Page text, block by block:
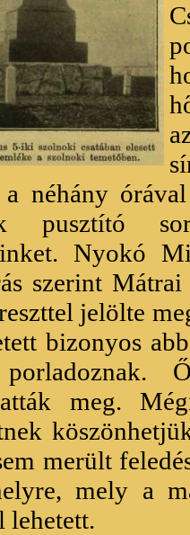
néhány
pusztító
Nyokó
szerint
jelölte
bizonyos
meg.
merült
mely a
lehetett.